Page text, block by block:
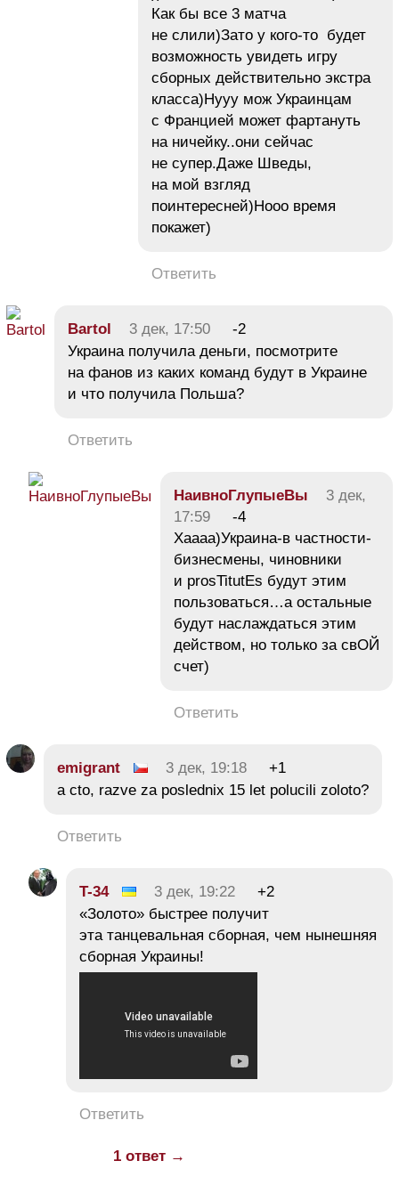
Как бы все 3 матча
не слили)Зато у кого-то будет
возможность увидеть игру
сборных действительно экстра
класса)Нууу мож Украинцам
с Францией может фартануть
на ничейку..они сейчас
не супер.Даже Шведы,
на мой взгляд
поинтересней)Нооо время
покажет)
Ответить
Bartol 3 дек, 17:50
-2
Украина получила деньги, посмотрите
на фанов из каких команд будут в Украине
и что получила Польша?
Ответить
НаивноГлупыеВы
3 дек,
17:59
-4
Хаааа)Украина-в частности-
бизнесмены, чиновники
и prosTitutEs будут этим
пользоваться…а остальные
будут наслаждаться этим
действом, но только за свОЙ
счет)
Ответить
emigrant 3 дек, 19:18
+1
a cto, razve za poslednix 15 let polucili zoloto?
Ответить
T-34 3 дек, 19:22
+2
«Золото» быстрее получит
эта танцевальная сборная, чем нынешняя
сборная Украины!
Ответить
1 ответ →